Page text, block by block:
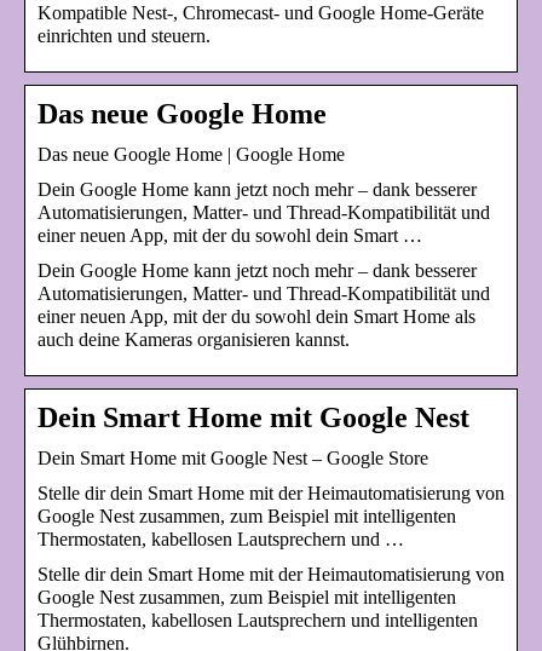
Kompatible Nest-, Chromecast- und Google Home-Geräte
einrichten und steuern.
Das neue Google Home
Das neue Google Home | Google Home
Dein Google Home kann jetzt noch mehr – dank besserer
Automatisierungen, Matter- und Thread-Kompatibilität und
einer neuen App, mit der du sowohl dein Smart …
Dein Google Home kann jetzt noch mehr – dank besserer
Automatisierungen, Matter- und Thread-Kompatibilität und
einer neuen App, mit der du sowohl dein Smart Home als
auch deine Kameras organisieren kannst.
Dein Smart Home mit Google Nest
Dein Smart Home mit Google Nest – Google Store
Stelle dir dein Smart Home mit der Heimautomatisierung von
Google Nest zusammen, zum Beispiel mit intelligenten
Thermostaten, kabellosen Lautsprechern und …
Stelle dir dein Smart Home mit der Heimautomatisierung von
Google Nest zusammen, zum Beispiel mit intelligenten
Thermostaten, kabellosen Lautsprechern und intelligenten
Glühbirnen.